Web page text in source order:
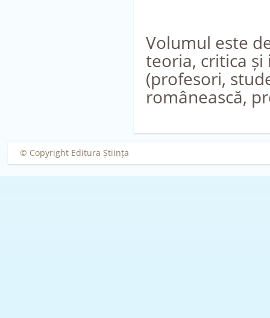
Volumul este
teoria, critica
(profesori,
românească,
© Copyright Editura Știința